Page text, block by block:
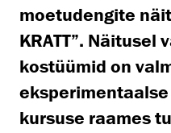
moetudengite
KRATT”. Näitusel
kostüümid on
kursuse raames